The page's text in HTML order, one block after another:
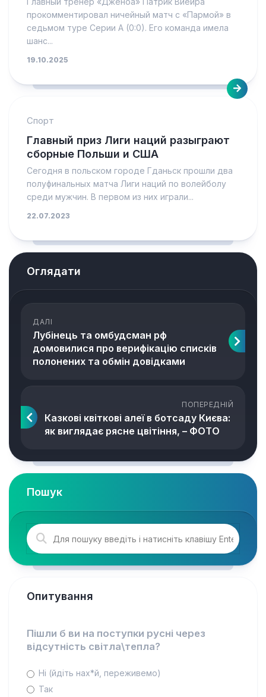
прокомментировал ничейный матч с «Пармой» в
седьмом туре Серии А (0:0). Его команда имела
шанс...
19.10.2025
Спорт
Главный приз Лиги наций разыграют
сборные Польши и США
Сегодня в польском городе Гданьск прошли два
полуфинальных матча Лиги наций по волейболу
среди мужчин. В первом из них играли...
22.07.2023
Оглядати
ДАЛІ
Лубінець та омбудсман рф
домовилися про верифікацію списків
полонених та обмін довідками
ПОПЕРЕДНІЙ
Казкові квіткові алеї в ботсаду Києва:
як виглядає рясне цвітіння, – ФОТО
Пошук
Опитування
Пішли б ви на поступки русні через
відсутність світла\тепла?
Ні (йдіть нах*й, переживемо)
Так